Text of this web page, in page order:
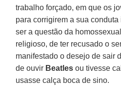
trabalho forçado, em que os
para corrigirem a sua
ser a questão da
religioso, de ter recusado o
manifestado o desejo de sair
de ouvir Beatles ou tivesse
usasse calça boca de sino.